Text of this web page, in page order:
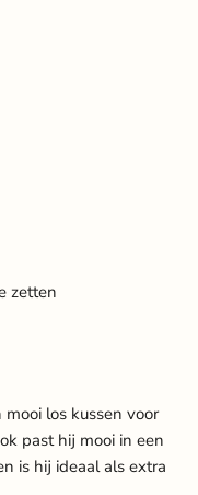
zetten
los kussen voor
past hij mooi in een
is hij ideaal als extra